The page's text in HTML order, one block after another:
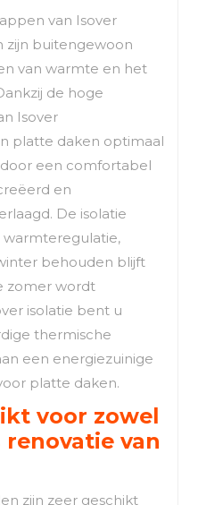
van Isover
zijn buitengewoon
van warmte en het
de hoge
Isover
platte daken optimaal
een comfortabel
en
De isolatie
behouden blijft
zomer wordt
isolatie bent u
thermische
een energiezuinige
platte daken.
voor zowel
van
zijn zeer geschikt